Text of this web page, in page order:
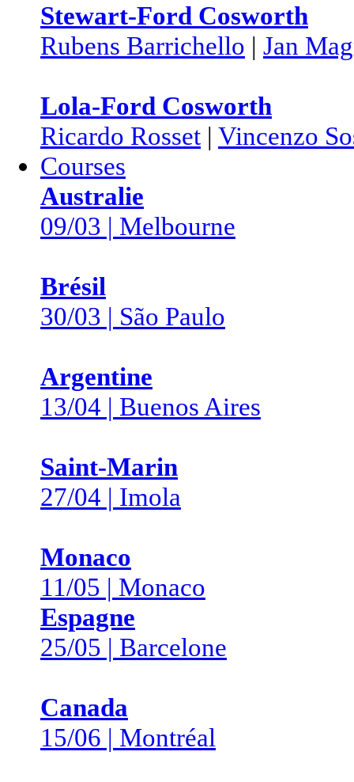
Stewart-Ford Cosworth
Rubens Barrichello | Jan
Lola-Ford Cosworth
Ricardo Rosset | Vincenzo
Courses
Australie
09/03 | Melbourne
Brésil
30/03 | São Paulo
Argentine
13/04 | Buenos Aires
Saint-Marin
27/04 | Imola
Monaco
11/05 | Monaco
Espagne
25/05 | Barcelone
Canada
15/06 | Montréal